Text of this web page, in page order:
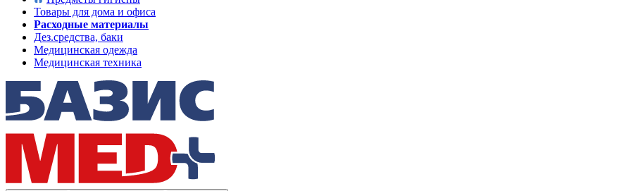
Товары для дома и офиса
Расходные материалы
Дез.средства, баки
Медицинская одежда
Медицинская техника